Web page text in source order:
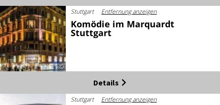
©
Stuttgart Entfernung anzeigen
Komödie im Marquardt
Stuttgart
Details
Stuttgart Entfernung anzeigen